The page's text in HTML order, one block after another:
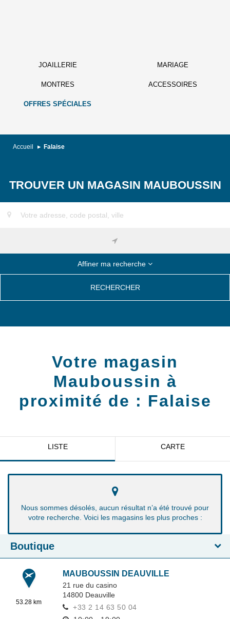
JOAILLERIE MARIAGE
MONTRES ACCESSOIRES
OFFRES SPÉCIALES
Accueil Falaise
TROUVER UN MAGASIN MAUBOUSSIN
Affiner ma recherche
RECHERCHER
Votre magasin
Mauboussin à
proximité de : Falaise
LISTE CARTE
Nous sommes désolés, aucun résultat n’a été trouvé pour
votre recherche. Voici les magasins les plus proches :
Boutique
53.28 km
MAUBOUSSIN DEAUVILLE
21 rue du casino
14800 Deauville
+33 2 14 63 50 04